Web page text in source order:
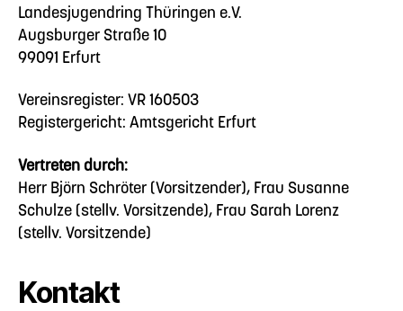
Landesjugendring Thüringen e.V.
Augsburger Straße 10
99091 Erfurt
Vereinsregister: VR 160503
Registergericht: Amtsgericht Erfurt
Vertreten durch:
Herr Björn Schröter (Vorsitzender), Frau Susanne
Schulze (stellv. Vorsitzende), Frau Sarah Lorenz
(stellv. Vorsitzende)
Kontakt